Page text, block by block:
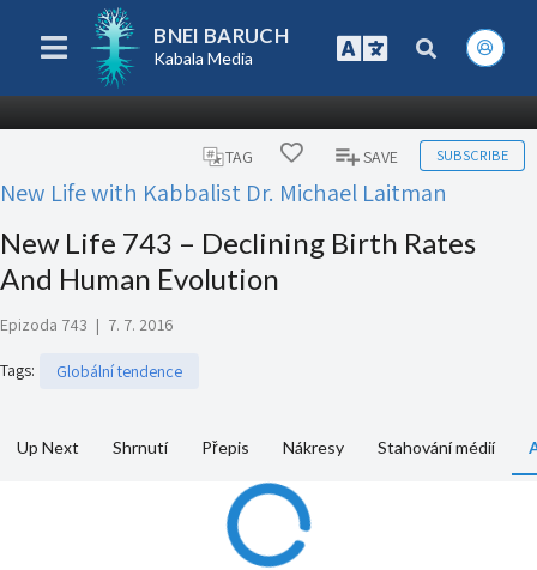
BNEI BARUCH
Kabala Media
TAG SAVE SUBSCRIBE
New Life with Kabbalist Dr. Michael Laitman
New Life 743 – Declining Birth Rates
And Human Evolution
Epizoda 743 | 7. 7. 2016
Tags: Globální tendence
Up Next Shrnutí Přepis Nákresy Stahování médií